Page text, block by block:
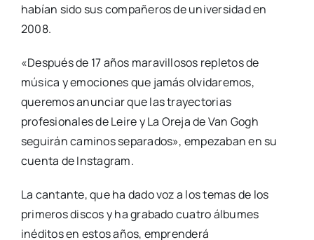
habían sido sus compañeros de universidad en
2008.
«Después de 17 años maravillosos repletos de
música y emociones que jamás olvidaremos,
queremos anunciar que las trayectorias
profesionales de Leire y La Oreja de Van Gogh
seguirán caminos separados», empezaban en su
cuenta de Instagram.
La cantante, que ha dado voz a los temas de los
primeros discos y ha grabado cuatro álbumes
inéditos en estos años, emprenderá